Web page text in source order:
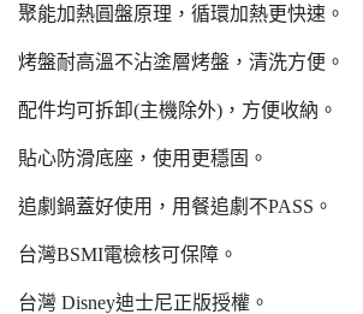
聚能加熱圓盤原理，循環加熱更快速。
烤盤耐高溫不沾塗層烤盤，清洗方便。
配件均可拆卸(主機除外)，方便收納。
貼心防滑底座，使用更穩固。
追劇鍋蓋好使用，用餐追劇不PASS。
台灣BSMI電檢核可保障。
台灣 Disney迪士尼正版授權。